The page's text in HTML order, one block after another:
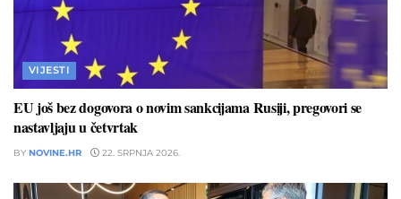
VIJESTI
EU još bez dogovora o novim sankcijama Rusiji, pregovori se
nastavljaju u četvrtak
BY NOVINE.HR 22. SRPNJA 2026.